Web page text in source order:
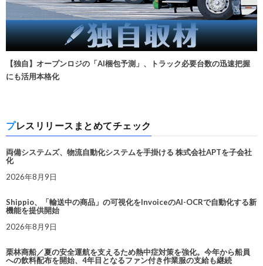
【独自】オープンロジの「AI梱包予測」、トラック必要台数の迅速把握
にも活用本格化
プレスリリースまとめてチェック
両備システムズ、物流自動化システムを手掛ける 株式会社APTを子会社
化
2026年8月9日
Shippio、「輸送中の商品」の可視化をInvoiceのAI-OCRで自動化する新
機能を提供開始
2026年8月9日
栗林商船／夏の安全運航を支えるため熱中症対策を強化。今年から船員
への飲料配布を開始、4年目となるファン付き作業服の支給も継続